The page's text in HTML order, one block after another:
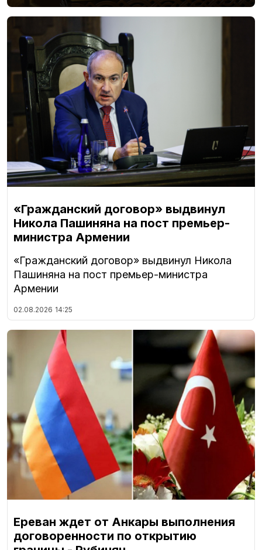
«Гражданский договор» выдвинул
Никола Пашиняна на пост премьер-
министра Армении
«Гражданский договор» выдвинул Никола
Пашиняна на пост премьер-министра
Армении
02.08.2026 14:25
Ереван ждет от Анкары выполнения
договоренности по открытию